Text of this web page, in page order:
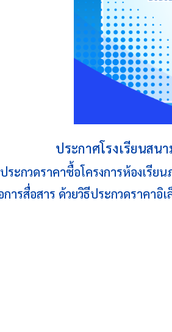
ประกาศโรงเรียนสน
ประกวดราคาซื้อโครงการห้องเรี
การสื่อสาร ด้วยวิธีประกวดราคาอิ